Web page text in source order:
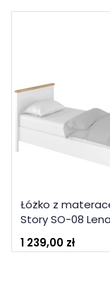
Łóżko z
Story SO-08
1 239,00 zł